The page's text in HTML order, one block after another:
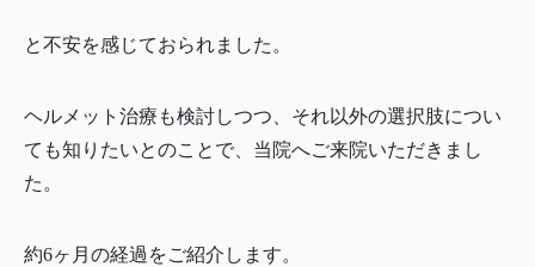
と不安を感じておられました。
ヘルメット治療も検討しつつ、それ以外の選択肢につい
ても知りたいとのことで、当院へご来院いただきまし
た。
約6ヶ月の経過をご紹介します。